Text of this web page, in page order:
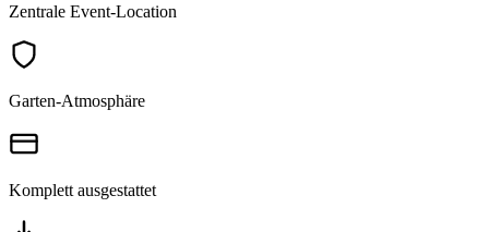
Zentrale Event-Location
Garten-Atmosphäre
Komplett ausgestattet